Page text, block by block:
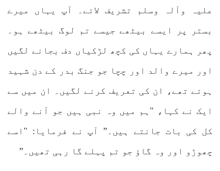
علیہ وآلہ وسلم تشریف لائے۔ آپ یہاں میرے
بستر پر ایسے بیٹھے جیسے تم لوگ بیٹھے ہو۔
پھر ہمارے یہاں کی کچھ لڑکیاں دف بجانے لگیں
اور میرے والد اور چچا جو جنگ بدر کے دن شہید
ہوئے تھے، ان کی تعریف کرنے لگیں۔ ان میں سے
ایک نے کہا، "ہم میں وہ نبی ہیں جو آنے والے
کل کی بات جانتے ہیں۔” آپ نے فرمایا: "اسے
چھوڑو اور وہ گاؤ جو تم پہلے گا رہی تھیں۔”